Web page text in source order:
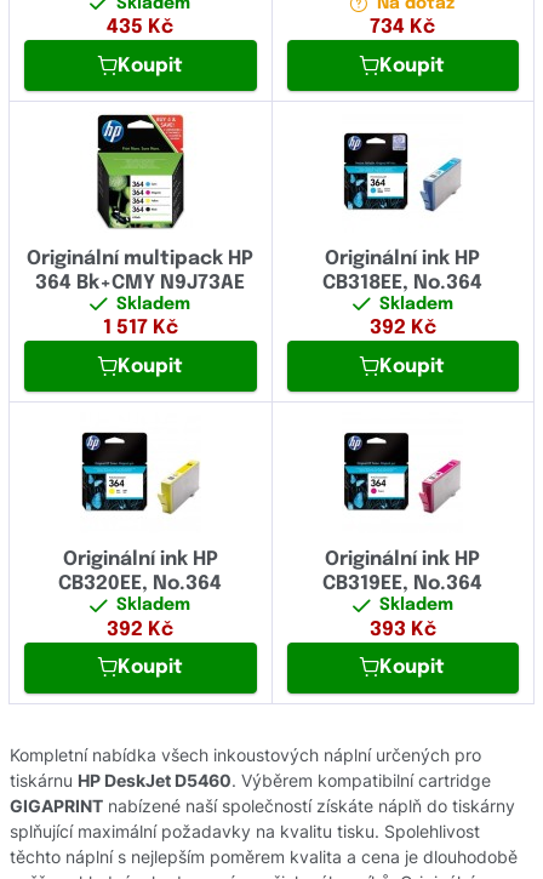
435 Kč
Koupit
734 Kč
Koupit
Originální multipack HP
364 Bk+CMY N9J73AE
Skladem
1 517 Kč
Koupit
Originální ink HP
CB318EE, No.364
Skladem
392 Kč
Koupit
Originální ink HP
CB320EE, No.364
Skladem
392 Kč
Koupit
Originální ink HP
CB319EE, No.364
Skladem
393 Kč
Koupit
Kompletní nabídka všech inkoustových náplní určených pro
tiskárnu HP DeskJet D5460. Výběrem kompatibilní cartridge
GIGAPRINT nabízené naší společností získáte náplň do tiskárny
splňující maximální požadavky na kvalitu tisku. Spolehlivost
těchto náplní s nejlepším poměrem kvalita a cena je dlouhodobě